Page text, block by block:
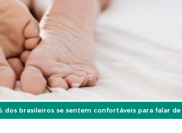
brasileiros se sentem confortáveis para falar de